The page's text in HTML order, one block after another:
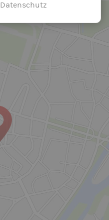
Datenschutz